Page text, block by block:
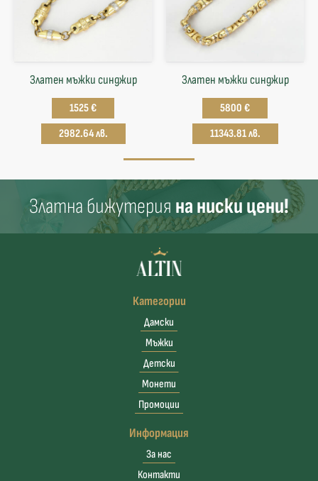
Златен мъжки синджир
1525 €
2982.64 лв.
Златен мъжки синджир
5800 €
11343.81 лв.
Златна бижутерия на ниски цени!
Категории
Дамски
Мъжки
Детски
Монети
Промоции
Информация
За нас
Контакти